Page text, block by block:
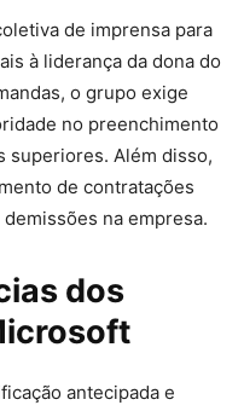
de imprensa para
à liderança da dona do
o grupo exige
no preenchimento
superiores. Além disso,
de contratações
na empresa.
dos
antecipada e